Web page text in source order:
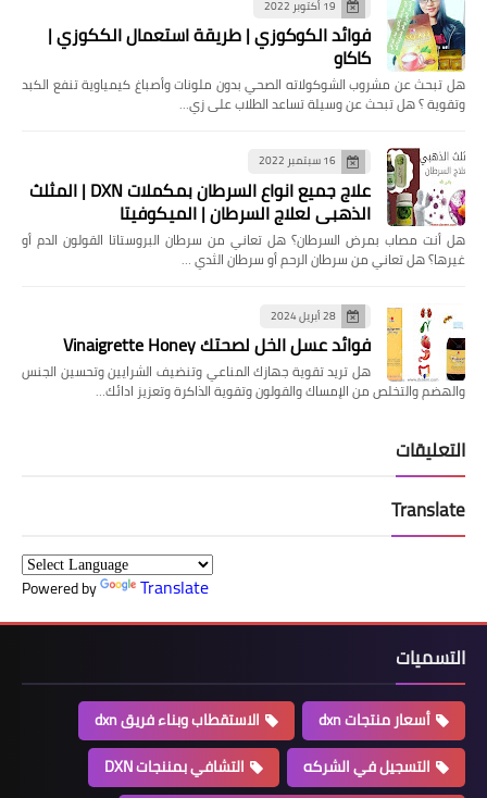
19 أكتوبر 2022
فوائد الكوكوزي | طريقة استعمال الككوزي |
كاكاو
هل تبحث عن مشروب الشوكولاته الصحي بدون ملونات وأصباغ كيمياوية تنفع الكبد
وتقوية ؟ هل تبحث عن وسيلة تساعد الطلاب على زي…
16 سبتمبر 2022
علاج جميع انواع السرطان بمكملات DXN | المثلث
الذهبي لعلاج السرطان | الميكوفيتا
هل ‏أنت مصاب بمرض السرطان؟ هل تعاني من سرطان البروستاتا القولون الدم أو
غيرها؟ ‏هل تعاني من سرطان الرحم أو سرطان الثدي …
28 أبريل 2024
فوائد عسل الخل لصحتك Vinaigrette Honey
هل تريد تقوية جهازك المناعي وتنضيف الشرايين وتحسين الجنس
والهضم والتخلص من الإمساك والقولون وتقوية الذاكرة وتعزيز ادائك…
التعليقات
Translate
Powered by Translate
التسميات
أسعار منتجات dxn
الاستقطاب وبناء فريق dxn
التسجيل في الشركه
التشافي بمننجات DXN